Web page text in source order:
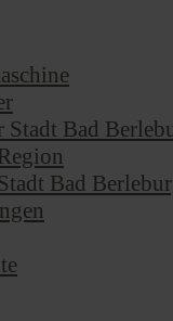
Bad
Bad